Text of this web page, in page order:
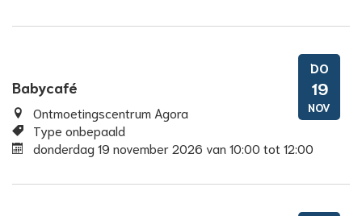
Babycafé
Ontmoetingscentrum Agora
Type onbepaald
donderdag 19 november 2026 van10:00 tot 12:00
DO
19
NOV